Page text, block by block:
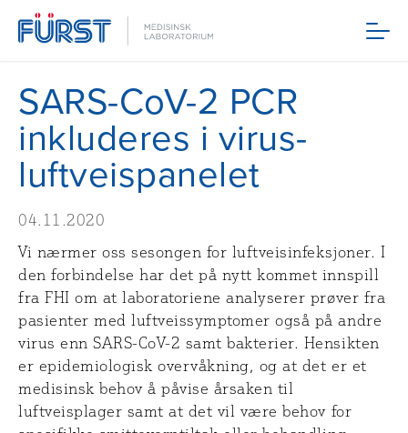
Meny
SARS-CoV-2 PCR
inkluderes i virus-
luftveispanelet
04.11.2020
Vi nærmer oss sesongen for luftveisinfeksjoner. I
den forbindelse har det på nytt kommet innspill
fra FHI om at laboratoriene analyserer prøver fra
pasienter med luftveissymptomer også på andre
virus enn SARS-CoV-2 samt bakterier. Hensikten
er epidemiologisk overvåkning, og at det er et
medisinsk behov å påvise årsaken til
luftveisplager samt at det vil være behov for